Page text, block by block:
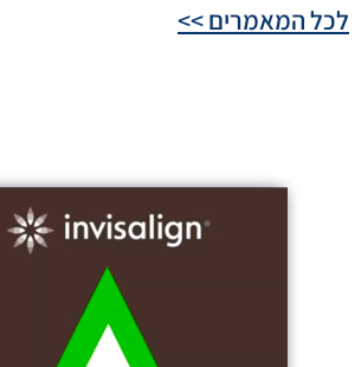
לכל המאמרים >>